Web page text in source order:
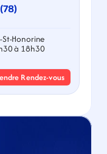
Honorine
à 18h30
Rendez-vous